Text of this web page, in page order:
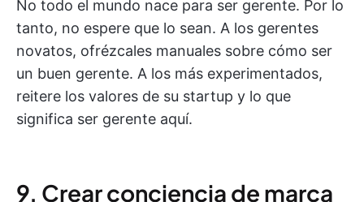
No todo el mundo nace para ser gerente. Por lo
tanto, no espere que lo sean. A los gerentes
novatos, ofrézcales manuales sobre cómo ser
un buen gerente. A los más experimentados,
reitere los valores de su startup y lo que
significa ser gerente aquí.
9. Crear conciencia de marca